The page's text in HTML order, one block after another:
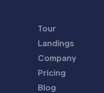
Tour
Landings
Company
Pricing
Blog